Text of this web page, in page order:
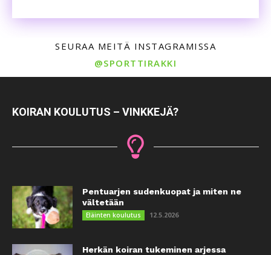
SEURAA MEITÄ INSTAGRAMISSA
@SPORTTIRAKKI
KOIRAN KOULUTUS – VINKKEJÄ?
Pentuarjen sudenkuopat ja miten ne
vältetään
Eläinten koulutus 12.5.2026
Herkän koiran tukeminen arjessa